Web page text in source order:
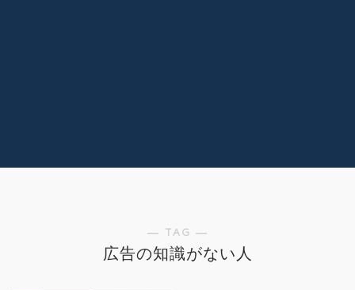
― TAG ―
広告の知識がない人